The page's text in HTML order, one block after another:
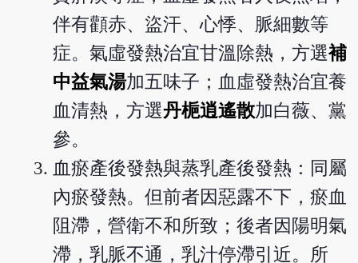
伴有顴赤、盜汗、心悸、脈細數等
症。氣虛發熱治宜甘溫除熱，方選補
中益氣湯加五味子；血虛發熱治宜養
血清熱，方選丹梔逍遙散加白薇、黨
參。
血瘀產後發熱與蒸乳產後發熱：同屬
內瘀發熱。但前者因惡露不下，瘀血
阻滯，營衛不和所致；後者因陽明氣
滯，乳脈不通，乳汁停滯引近。所